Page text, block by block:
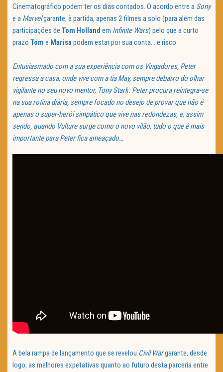
Cinematográfico podem ter os dias contados. O acordo entre a Sony
e a Marvelgarante, à partida, apenas 2 filmes a solo (para além das
participações de Tom Holland em Infinite Wars) pelo que a curto
prazo Tom e Marisapodem estar por sua conta… e risco.
Entusiasmado com a sua experiência com os Vingadores, Peter
regressa a casa, onde vive com a tia May, sempre debaixo do olhar
vigilante no seu novo mentor, Tony Stark. Peter procura reintegra-se
na sua rotina diária, sempre focado no desejo de provar que não é
apenas o super-herói simpático que vive nas redondezas, e, assim
sendo, quando Vulture surge como o novo vilão, tudo o que é mais
importante para Peter fica ameaçado…
A bela rampa de lançamento que se revelou Civil Wargarante, desde
logo, as melhores expetativas quanto ao futuro desta parceria entre